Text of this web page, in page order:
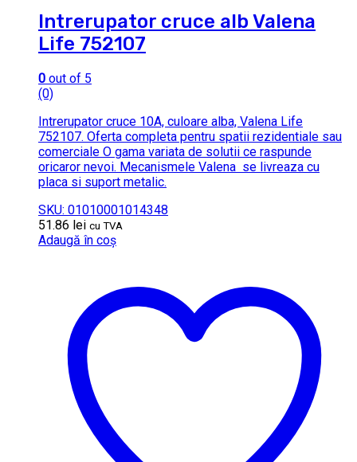
Intrerupator cruce alb Valena
Life 752107
0 out of 5
(0)
Intrerupator cruce 10A, culoare alba, Valena Life
752107. Oferta completa pentru spatii rezidentiale sau
comerciale O gama variata de solutii ce raspunde
oricaror nevoi. Mecanismele Valena se livreaza cu
placa si suport metalic.
SKU: 01010001014348
51.86 lei cu TVA
Adaugă în coș